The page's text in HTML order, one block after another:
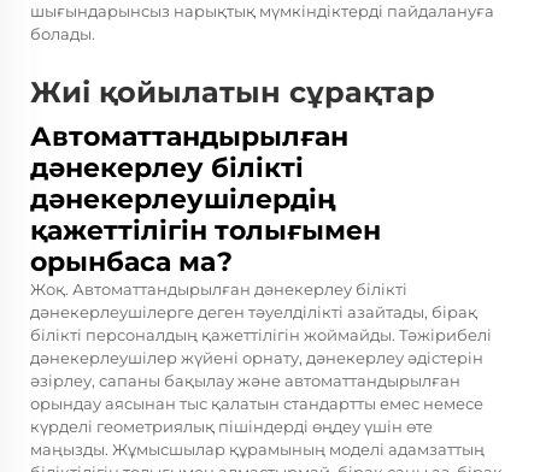
шығындарынсыз нарықтық мүмкіндіктерді пайдалануға
болады.
Жиі қойылатын сұрақтар
Автоматтандырылған
дәнекерлеу білікті
дәнекерлеушілердің
қажеттілігін толығымен
орынбаса ма?
Жоқ. Автоматтандырылған дәнекерлеу білікті
дәнекерлеушілерге деген тәуелділікті азайтады, бірақ
білікті персоналдың қажеттілігін жоймайды. Тәжірибелі
дәнекерлеушілер жүйені орнату, дәнекерлеу әдістерін
әзірлеу, сапаны бақылау және автоматтандырылған
орындау аясынан тыс қалатын стандартты емес немесе
күрделі геометриялық пішіндерді өңдеу үшін өте
маңызды. Жұмысшылар құрамының моделі адамзаттың